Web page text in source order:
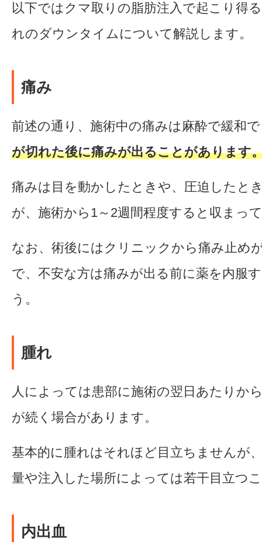
以下ではクマ取りの脂肪注入で起こり得
れのダウンタイムについて解説します。
痛み
前述の通り、施術中の痛みは麻酔で緩和
が切れた後に痛みが出ることがあります
痛みは目を動かしたときや、圧迫したと
が、施術から1～2週間程度すると収まっ
なお、術後にはクリニックから痛み止め
で、不安な方は痛みが出る前に薬を内服
う。
腫れ
人によっては患部に施術の翌日あたりか
が続く場合があります。
基本的に腫れはそれほど目立ちませんが
量や注入した場所によっては若干目立つ
内出血